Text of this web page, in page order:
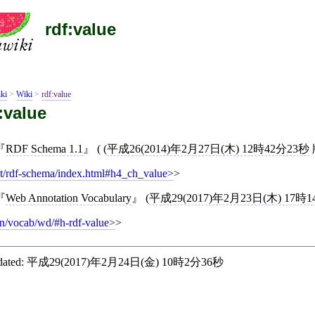
rdf:value
> Wiki > rdf:value
RDF Schema 1.1 ( (平成26(2014)年2月27日(木) 12時42分23秒
rdf-schema/index.html#h4_ch_value >
Web Annotation Vocabulary (平成29(2017)年2月23日(木) 17時
vocab/wd/#h-rdf-value >
平成29(2017)年2月24日(金) 10時2分36秒